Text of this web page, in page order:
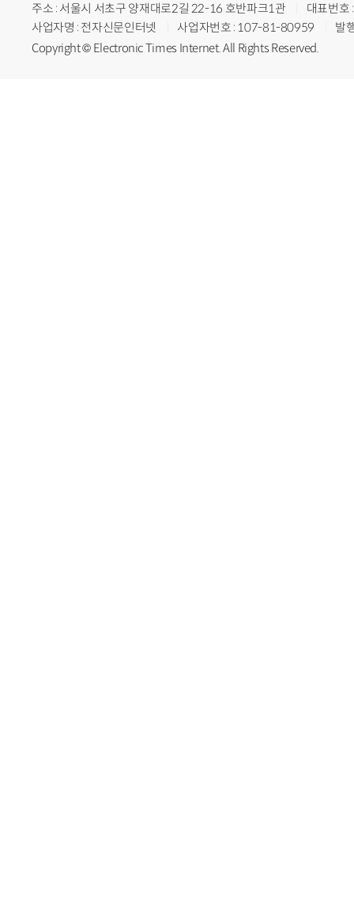
주소 : 서울시 서초구 양재대로2길 22-16 호반파크1관
대표번
사업자명 : 전자신문인터넷
사업자번호 : 107-81-80959
발
Copyright © Electronic Times Internet. All Rights Reserved.